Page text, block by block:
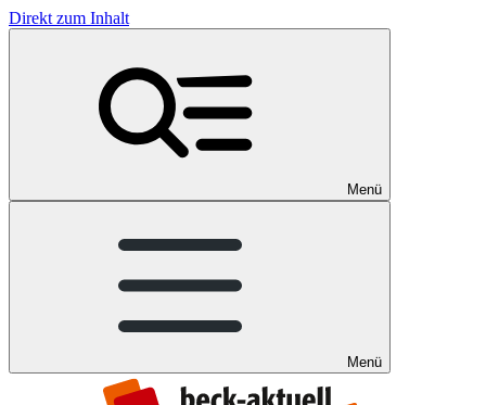
Direkt zum Inhalt
Menü
Menü